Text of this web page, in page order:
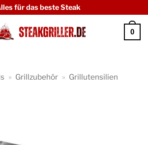
für das beste Steak
0
» Grillzubehör » Grillutensilien